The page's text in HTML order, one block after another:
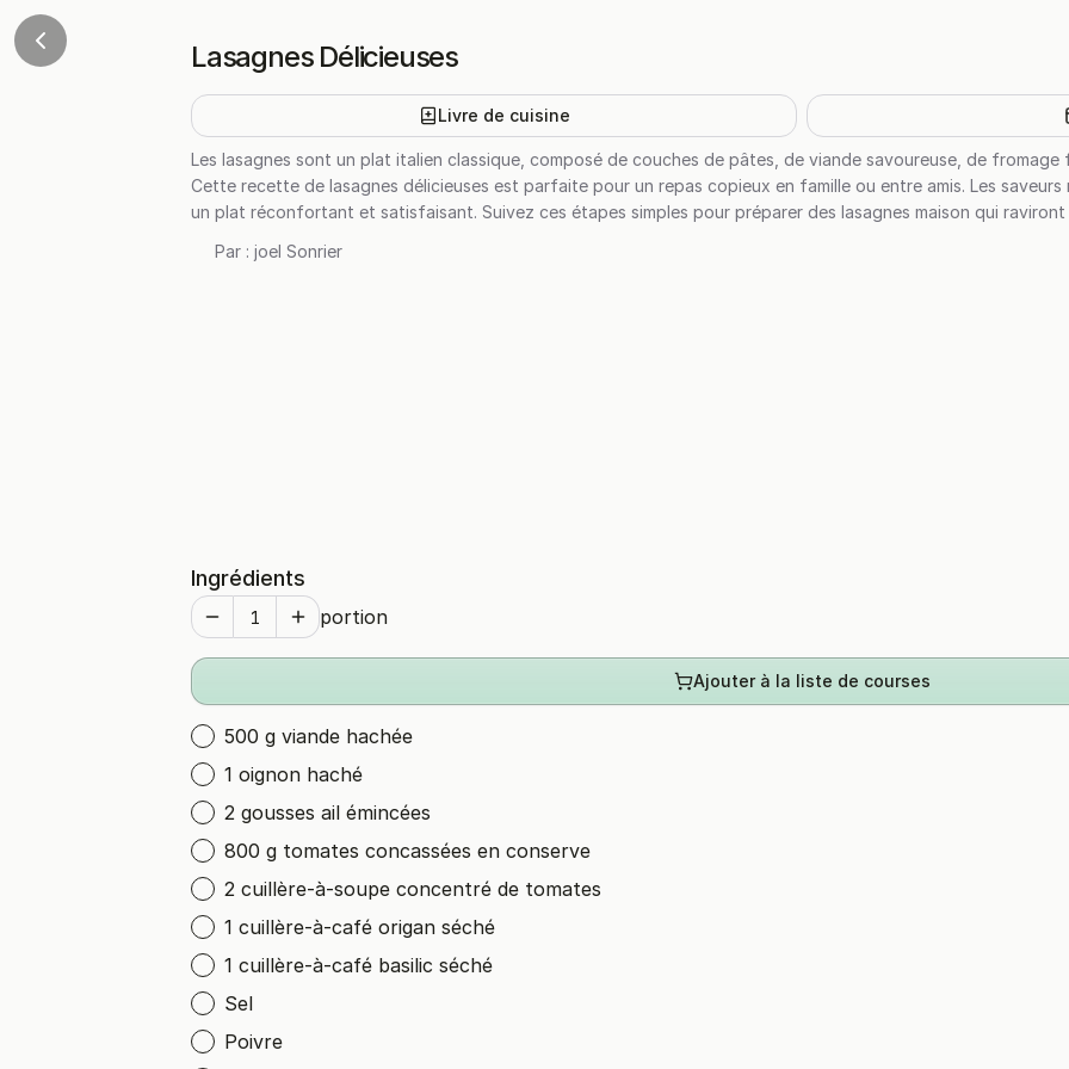
Lasagnes Délicieuses
Livre de cuisine
Les lasagnes sont un plat italien classique, composé de couches de pâtes, de viande savoureuse, de
Cette recette de lasagnes délicieuses est parfaite pour un repas copieux en famille ou entre amis. Les
un plat réconfortant et satisfaisant. Suivez ces étapes simples pour préparer des lasagnes maison qui raviront
Par : joel Sonrier
Ingrédients
portion
Ajouter à la liste de courses
500 g viande hachée
1 oignon haché
2 gousses ail émincées
800 g tomates concassées en conserve
2 cuillère-à-soupe concentré de tomates
1 cuillère-à-café origan séché
1 cuillère-à-café basilic séché
Sel
Poivre